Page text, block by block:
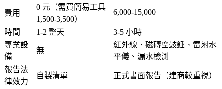
費用
0 元 （需買簡易工具
1,500-3,500）
6,000-15,000
時間 1-2 整天
3-5 小時
專業設
備
無
紅外線、磁磚空鼓錘、雷射水
平儀、漏水檢測
報告法
律效力
自製清單 正式書面報告 （建商較重視）